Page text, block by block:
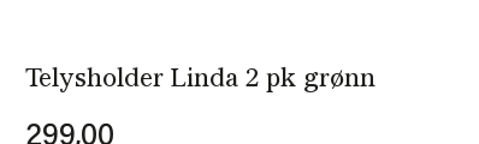
Telysholder Linda 2 pk grønn